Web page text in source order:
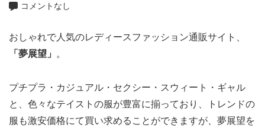
コメントなし
おしゃれで人気のレディースファッション通販サイト、
「夢展望」
。
プチプラ・カジュアル・セクシー・スウィート・ギャル
と、色々なテイストの服が豊富に揃っており、トレンドの
服も激安価格にて買い求めることができますが、夢展望を